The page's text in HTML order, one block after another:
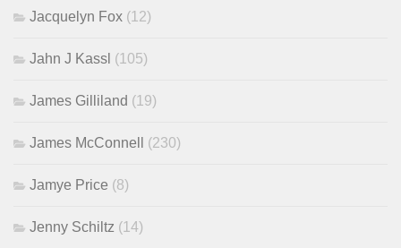
Jacquelyn Fox (12)
Jahn J Kassl (105)
James Gilliland (19)
James McConnell (230)
Jamye Price (8)
Jenny Schiltz (14)